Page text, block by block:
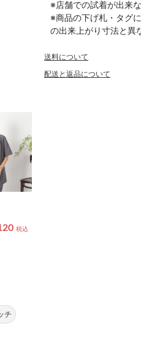
税込
チ
※店舗での試着が出来
※商品の下げ札・タグ
の出来上がり寸法と異
送料について
配送と返品について